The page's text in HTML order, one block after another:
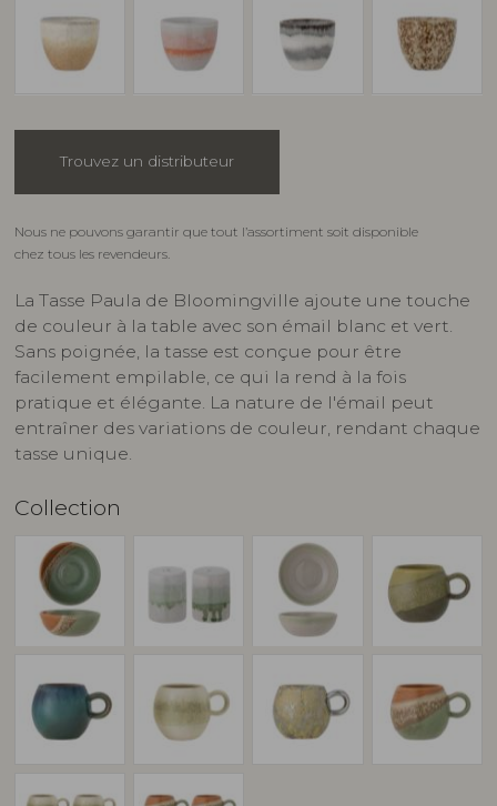
Trouvez un distributeur
Nous ne pouvons garantir que tout l’assortiment soit disponible
chez tous les revendeurs.
La Tasse Paula de Bloomingville ajoute une touche
de couleur à la table avec son émail blanc et vert.
Sans poignée, la tasse est conçue pour être
facilement empilable, ce qui la rend à la fois
pratique et élégante. La nature de l'émail peut
entraîner des variations de couleur, rendant chaque
tasse unique.
Collection